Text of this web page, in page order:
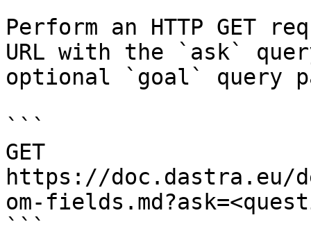
Perform an HTTP GET
URL with the `ask`
optional `goal` query
```
GET
https://doc.dastra.eu/
om-
```